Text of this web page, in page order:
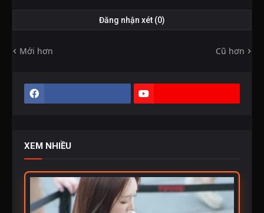
Đăng nhận xét (0)
Mới hơn Cũ hơn
XEM NHIỀU